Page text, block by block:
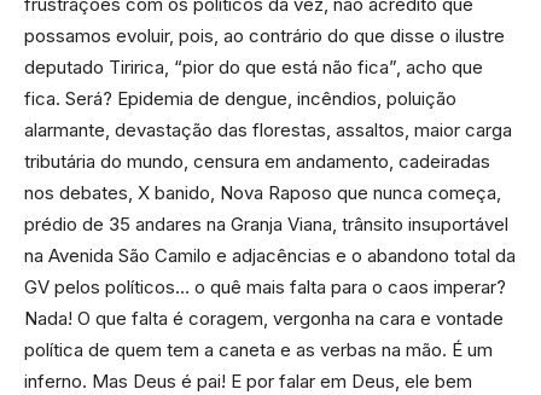
possamos evoluir, pois, ao contrário do que disse o ilustre
deputado Tiririca, “pior do que está não fica”, acho que
fica. Será? Epidemia de dengue, incêndios, poluição
alarmante, devastação das florestas, assaltos, maior carga
tributária do mundo, censura em andamento, cadeiradas
nos debates, X banido, Nova Raposo que nunca começa,
prédio de 35 andares na Granja Viana, trânsito insuportável
na Avenida São Camilo e adjacências e o abandono total da
GV pelos políticos… o quê mais falta para o caos imperar?
Nada! O que falta é coragem, vergonha na cara e vontade
política de quem tem a caneta e as verbas na mão. É um
inferno. Mas Deus é pai! E por falar em Deus, ele bem